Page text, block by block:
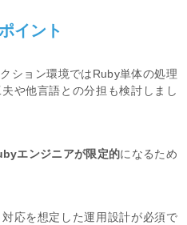
イント
ション環境ではRuby単体の処理
や他言語との分担も検討しまし
エンジニアが限定的になるため
応を想定した運用設計が必須で